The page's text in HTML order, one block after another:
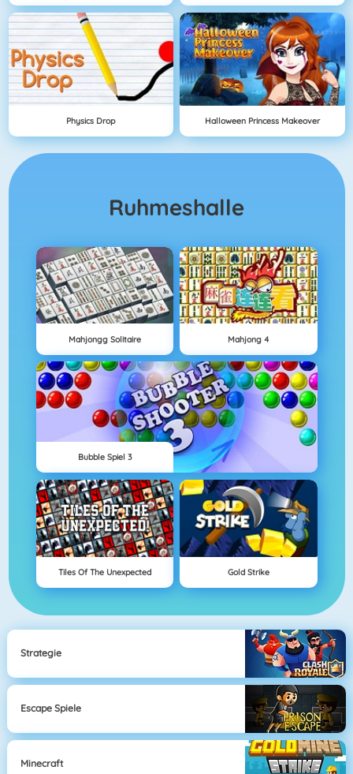
Physics Drop Halloween Princess Makeover
Ruhmeshalle
Mahjongg Solitaire Mahjong 4
Bubble Spiel 3
Tiles Of The Unexpected Gold Strike
Strategie
Escape Spiele
Minecraft